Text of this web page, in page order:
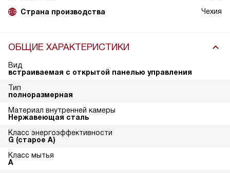
Страна производства Чехия
ОБЩИЕ ХАРАКТЕРИСТИКИ
Вид
встраиваемая с открытой панелью управления
Тип
полноразмерная
Материал внутренней камеры
Нержавеющая сталь
Класс энергоэффективности
G (старое A)
Класс мытья
A